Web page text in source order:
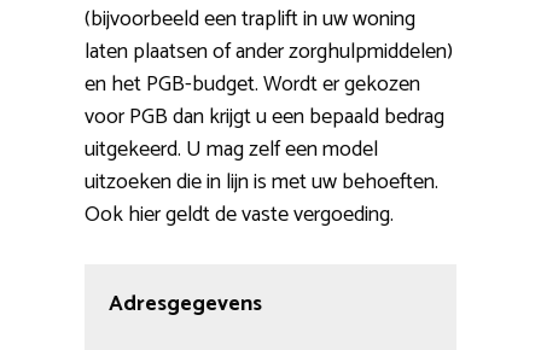
(bijvoorbeeld een traplift in uw woning
laten plaatsen of ander zorghulpmiddelen)
en het PGB-budget. Wordt er gekozen
voor PGB dan krijgt u een bepaald bedrag
uitgekeerd. U mag zelf een model
uitzoeken die in lijn is met uw behoeften.
Ook hier geldt de vaste vergoeding.
Adresgegevens